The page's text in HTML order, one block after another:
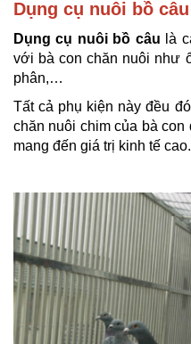
Dụng cụ nuôi bồ
Dụng cụ nuôi bồ câu là
với bà con chăn nuôi như
phân,…
Tất cả phụ kiện này đều
chăn nuôi chim của bà
mang đến giá trị kinh tế cao.